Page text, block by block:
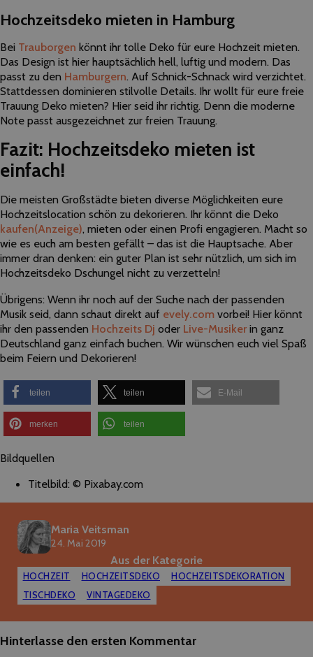
Hochzeitsdeko mieten in Hamburg
Bei Trauborgen könnt ihr tolle Deko für eure Hochzeit mieten.
Das Design ist hier hauptsächlich hell, luftig und modern. Das
passt zu den Hamburgern. Auf Schnick-Schnack wird verzichtet.
Stattdessen dominieren stilvolle Details. Ihr wollt für eure freie
Trauung Deko mieten? Hier seid ihr richtig. Denn die moderne
Note passt ausgezeichnet zur freien Trauung.
Fazit: Hochzeitsdeko mieten ist
einfach!
Die meisten Großstädte bieten diverse Möglichkeiten eure
Hochzeitslocation schön zu dekorieren. Ihr könnt die Deko
kaufen(Anzeige), mieten oder einen Profi engagieren. Macht so
wie es euch am besten gefällt – das ist die Hauptsache. Aber
immer dran denken: ein guter Plan ist sehr nützlich, um sich im
Hochzeitsdeko Dschungel nicht zu verzetteln!
Übrigens: Wenn ihr noch auf der Suche nach der passenden
Musik seid, dann schaut direkt auf evely.com vorbei! Hier könnt
ihr den passenden Hochzeits Dj oder Live-Musiker in ganz
Deutschland ganz einfach buchen. Wir wünschen euch viel Spaß
beim Feiern und Dekorieren!
teilen teilen E-Mail
merken teilen
Bildquellen
Titelbild: © Pixabay.com
Maria Veitsman
24. Mai 2019
Aus der Kategorie
HOCHZEIT HOCHZEITSDEKO
HOCHZEITSDEKORATION
TISCHDEKO
VINTAGEDEKO
Hinterlasse den ersten Kommentar